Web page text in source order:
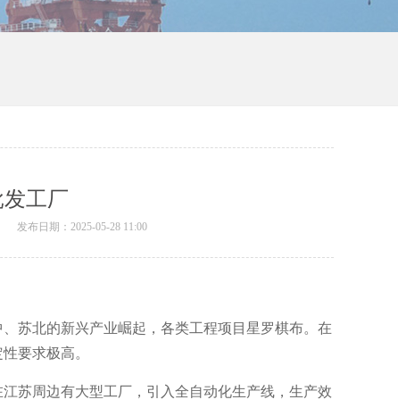
工厂
发布日期：2025-05-28 11:00
苏北的新兴产业崛起，各类工程项目星罗棋布。在
要求极高。
苏周边有大型工厂，引入全自动化生产线，生产效